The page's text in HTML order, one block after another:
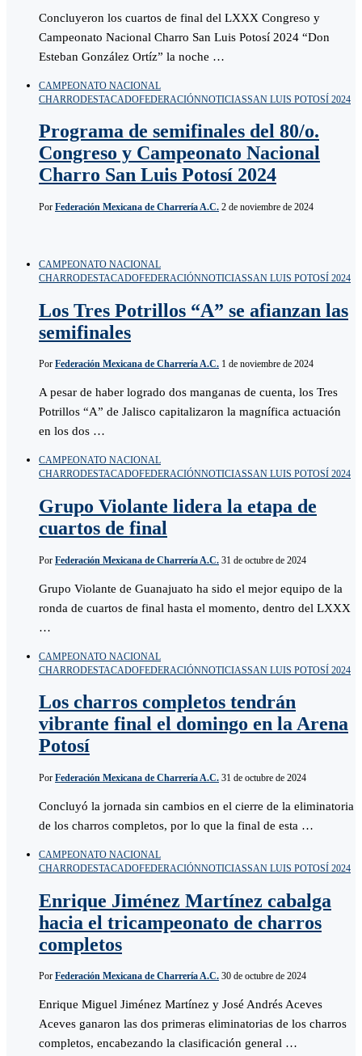
Concluyeron los cuartos de final del LXXX Congreso y
Campeonato Nacional Charro San Luis Potosí 2024 “Don
Esteban González Ortíz” la noche …
CAMPEONATO NACIONAL
CHARRODESTACADOFEDERACIÓNNOTICIASSAN LUIS POTOSÍ 2024
Programa de semifinales del 80/o.
Congreso y Campeonato Nacional
Charro San Luis Potosí 2024
Por Federación Mexicana de Charrería A.C. 2 de noviembre de 2024
CAMPEONATO NACIONAL
CHARRODESTACADOFEDERACIÓNNOTICIASSAN LUIS POTOSÍ 2024
Los Tres Potrillos “A” se afianzan las
semifinales
Por Federación Mexicana de Charrería A.C. 1 de noviembre de 2024
A pesar de haber logrado dos manganas de cuenta, los Tres
Potrillos “A” de Jalisco capitalizaron la magnífica actuación
en los dos …
CAMPEONATO NACIONAL
CHARRODESTACADOFEDERACIÓNNOTICIASSAN LUIS POTOSÍ 2024
Grupo Violante lidera la etapa de
cuartos de final
Por Federación Mexicana de Charrería A.C. 31 de octubre de 2024
Grupo Violante de Guanajuato ha sido el mejor equipo de la
ronda de cuartos de final hasta el momento, dentro del LXXX
…
CAMPEONATO NACIONAL
CHARRODESTACADOFEDERACIÓNNOTICIASSAN LUIS POTOSÍ 2024
Los charros completos tendrán
vibrante final el domingo en la Arena
Potosí
Por Federación Mexicana de Charrería A.C. 31 de octubre de 2024
Concluyó la jornada sin cambios en el cierre de la eliminatoria
de los charros completos, por lo que la final de esta …
CAMPEONATO NACIONAL
CHARRODESTACADOFEDERACIÓNNOTICIASSAN LUIS POTOSÍ 2024
Enrique Jiménez Martínez cabalga
hacia el tricampeonato de charros
completos
Por Federación Mexicana de Charrería A.C. 30 de octubre de 2024
Enrique Miguel Jiménez Martínez y José Andrés Aceves
Aceves ganaron las dos primeras eliminatorias de los charros
completos, encabezando la clasificación general …